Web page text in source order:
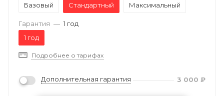
Базовый
Стандартный Максимальный
Гарантия — 1 год
1 год
Подробнее о тарифах
Дополнительная гарантия 3 000 ₽